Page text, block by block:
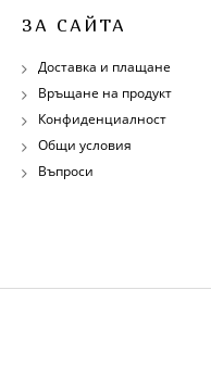
ЗА САЙТА
Доставка и плащане
Връщане на продукт
Конфиденциалност
Общи условия
Въпроси